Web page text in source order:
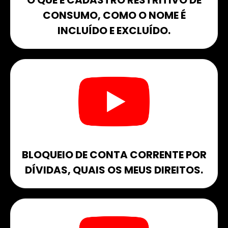
CONSUMO, COMO O NOME É
INCLUÍDO E EXCLUÍDO.​
BLOQUEIO DE CONTA CORRENTE POR
DÍVIDAS, QUAIS OS MEUS DIREITOS.​